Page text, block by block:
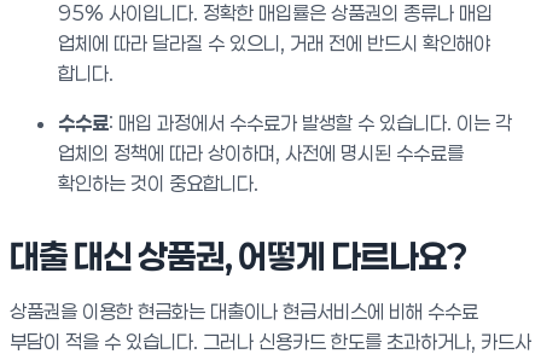
95% 사이입니다. 정확한 매입률은 상품권의 종류나 매입
업체에 따라 달라질 수 있으니, 거래 전에 반드시 확인해야
합니다.
수수료: 매입 과정에서 수수료가 발생할 수 있습니다. 이는 각
업체의 정책에 따라 상이하며, 사전에 명시된 수수료를
확인하는 것이 중요합니다.
대출 대신 상품권, 어떻게 다르나요?
상품권을 이용한 현금화는 대출이나 현금서비스에 비해 수수료
부담이 적을 수 있습니다. 그러나 신용카드 한도를 초과하거나, 카드사